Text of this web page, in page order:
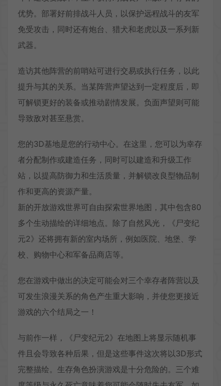
优势。部署好前排战斗人员，以保护远程战斗的友军
免受攻击，同时还有炮台、猎犬和老虎以及一系列新
武器。
造访其他阵营的前哨站可进行交易或执行任务，以此
提升与其的关系。当某阵营声望达到一定程度后，即
可解锁更好的装备或推动剧情发展。负面声望则可能
导致敌对甚至悬赏。
您的3D基地是您的行动中心。在这里，您可以为幸存
者分配制作或建造任务，同时可以建造和升级工作
站，以提高防御力和生活质量，并解锁改良型物品制
作和更高的资源产量。
新的开放游戏世界可自由探索世界地图，其中包含80
多个生动描绘的详细地点。除了自然风光，《尸变纪
元2》还将拥有新的室内场所，例如医院、地堡、学
校、购物中心和军备品商店等。
您在游戏中做出的决定可能会对三个幸存者阵营以及
可发生浪漫关系的角色产生重大影响，并使您更接近
游戏的六个结局之一！
与前作一样，《尸变纪元2》在地图上将显示随机事
件且会导致各种后果，但是这些事件这次将以3D形式
完整描绘。生存角色扮演游戏是十分危险的。三个难